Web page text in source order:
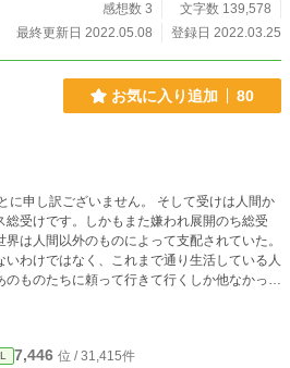
感想数 3
文字数 139,578
最終更新日 2022.05.08
登録日 2022.03.25
お気に入り追加 80
に申し訳ございません。 そして受けは人間か
総受けです。しかもまた嫌われ展開のち総受
いわけではなく、これまで通り生活している人
のものたちに頼って行きて行くしか他なかっ
て世界の裏の部分を支配していたのは、100
った。 彼らは、人間に危害を
は、もっぱら人間の男の精液だった。だが、
ぼりとるということは全くなく、人間の裏社会
7,446 位 / 31,415件